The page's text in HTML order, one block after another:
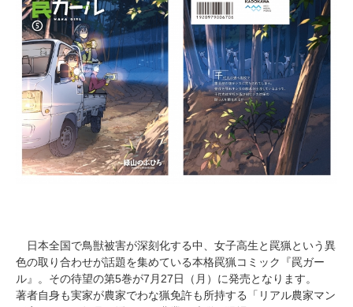
日本全国で鳥獣被害が深刻化する中、女子高生と罠猟という異
色の取り合わせが話題を集めている本格罠猟コミック『罠ガー
ル』。その待望の第5巻が7月27日（月）に発売となります。
著者自身も実家が農家でわな猟免許も所持する「リアル農家マン